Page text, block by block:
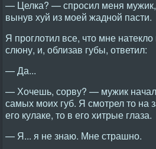
— Целка? — спросил меня мужик,
вынув хуй из моей жадной пасти.
Я проглотил все, что мне
слюну, и, облизав губы, ответил:
— Да...
— Хочешь, сорву? — мужик начал
самых моих губ. Я смотрел то на
его кулаке, то в его хитрые глаза.
— Я... я не знаю. Мне страшно.